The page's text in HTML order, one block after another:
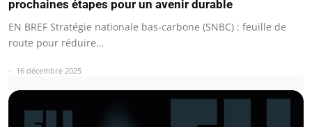
prochaines étapes pour un avenir durable
EN BREF Stratégie nationale bas-carbone (SNBC) : feuille de
route pour réduire…
16 décembre 2025